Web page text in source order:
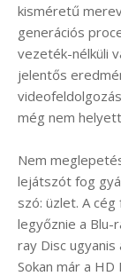
kisméretű
generációs
vezeték-nélküli
jelentős
még nem
Nem
lejátszót fog
szó: üzlet. A
legyőznie a Blu-
ray Disc
Sokan már a